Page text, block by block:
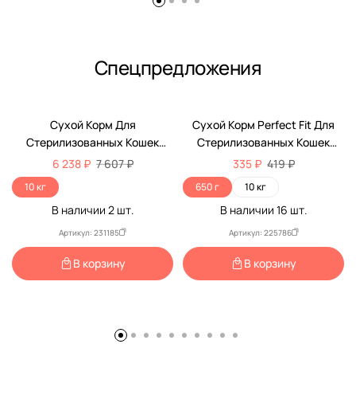
Спецпредложения
-18%Сухой Корм Для
Стерилизованных Кошек
Karmy (Карми) Sterilized Для
Контроля Веса И Здоровья
Мочевыделительной
Системы Лосось Пакет 10кг
6 238 ₽ 7 607 ₽
10 кг
В наличии 2шт.
Артикул: 231185
В корзину
-20%
Сухой Корм Perfect Fit Для
Стерилизованных Кошек
Лосось 650г
335 ₽ 419 ₽
650 г 10 кг
В наличии 16 шт.
Артикул: 225786
В корзину